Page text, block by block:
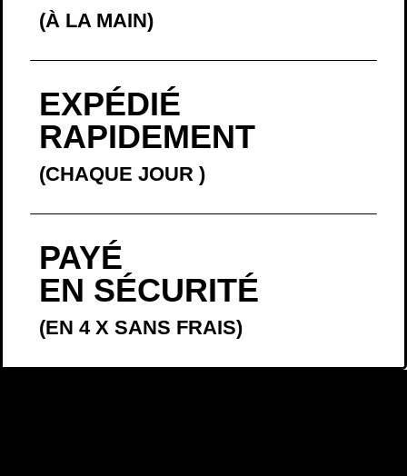
(À LA MAIN)
EXPÉDIÉ
RAPIDEMENT
(CHAQUE JOUR )
PAYÉ
EN SÉCURITÉ
(EN 4 X SANS FRAIS)